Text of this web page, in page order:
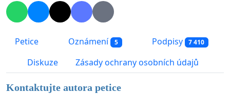
Petice Oznámení 5 Podpisy 7 410
Diskuze Zásady ochrany osobních údajů
Kontaktujte autora petice